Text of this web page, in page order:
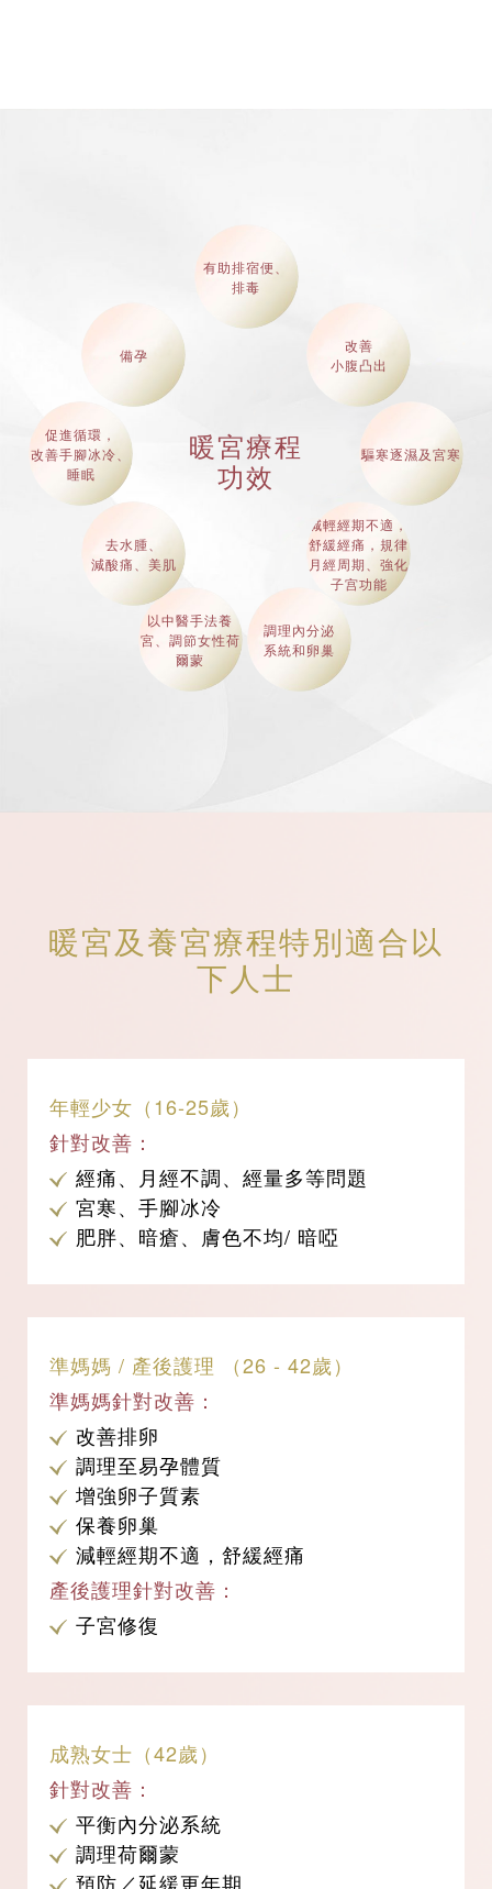
有助排宿便、
排毒
改善
小腹凸出
驅寒逐濕及宮寒
減輕經期不適，
舒緩經痛，規律
月經周期、強化
子宫功能
調理內分泌
系統和卵巢
以中醫手法養
宮、調節女性荷
爾蒙
去水腫、
減酸痛、美肌
促進循環，
改善手腳冰冷、
睡眠
備孕
暖宮療程
功效
暖宮及養宮療程特別適合以
下人士
年輕少女（16-25歲）
針對改善：
經痛、月經不調、經量多等問題
宮寒、手腳冰冷
肥胖、暗瘡、膚色不均/ 暗啞
準媽媽 / 產後護理 （26 - 42歲）
準媽媽針對改善：
改善排卵
調理至易孕體質
增強卵子質素
保養卵巢
減輕經期不適，舒緩經痛
產後護理針對改善：
子宮修復
成熟女士（42歲）
針對改善：
平衡內分泌系統
調理荷爾蒙
預防／延緩更年期